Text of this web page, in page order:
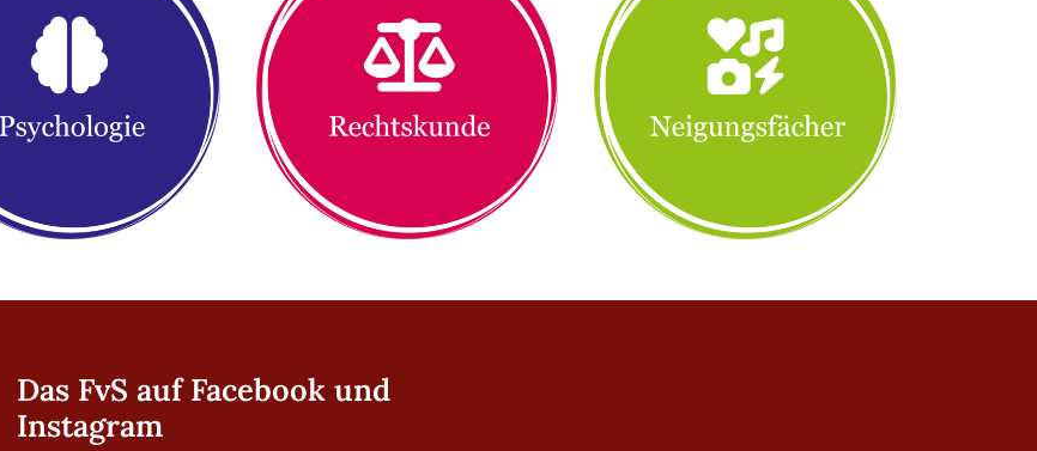
Das FvS auf Facebook und
Instagram